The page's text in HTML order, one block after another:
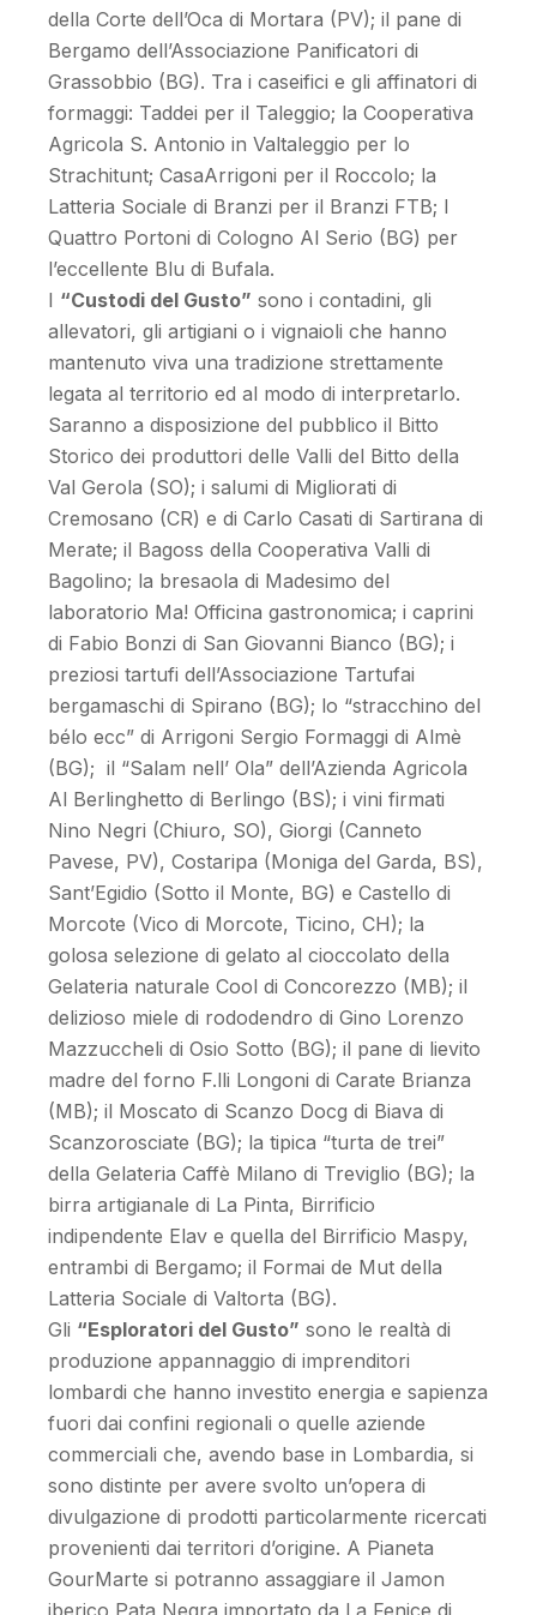
della Corte dell’Oca di Mortara (PV); il pane di
Bergamo dell’Associazione Panificatori di
Grassobbio (BG). Tra i caseifici e gli affinatori di
formaggi: Taddei per il Taleggio; la Cooperativa
Agricola S. Antonio in Valtaleggio per lo
Strachitunt; CasaArrigoni per il Roccolo; la
Latteria Sociale di Branzi per il Branzi FTB; I
Quattro Portoni di Cologno Al Serio (BG) per
l’eccellente Blu di Bufala.
I “Custodi del Gusto” sono i contadini, gli
allevatori, gli artigiani o i vignaioli che hanno
mantenuto viva una tradizione strettamente
legata al territorio ed al modo di interpretarlo.
Saranno a disposizione del pubblico il Bitto
Storico dei produttori delle Valli del Bitto della
Val Gerola (SO); i salumi di Migliorati di
Cremosano (CR) e di Carlo Casati di Sartirana di
Merate; il Bagoss della Cooperativa Valli di
Bagolino; la bresaola di Madesimo del
laboratorio Ma! Officina gastronomica; i caprini
di Fabio Bonzi di San Giovanni Bianco (BG); i
preziosi tartufi dell’Associazione Tartufai
bergamaschi di Spirano (BG); lo “stracchino del
bélo ecc” di Arrigoni Sergio Formaggi di Almè
(BG); il “Salam nell’ Ola” dell’Azienda Agricola
Al Berlinghetto di Berlingo (BS); i vini firmati
Nino Negri (Chiuro, SO), Giorgi (Canneto
Pavese, PV), Costaripa (Moniga del Garda, BS),
Sant’Egidio (Sotto il Monte, BG) e Castello di
Morcote (Vico di Morcote, Ticino, CH); la
golosa selezione di gelato al cioccolato della
Gelateria naturale Cool di Concorezzo (MB); il
delizioso miele di rododendro di Gino Lorenzo
Mazzuccheli di Osio Sotto (BG); il pane di lievito
madre del forno F.lli Longoni di Carate Brianza
(MB); il Moscato di Scanzo Docg di Biava di
Scanzorosciate (BG); la tipica “turta de trei”
della Gelateria Caffè Milano di Treviglio (BG); la
birra artigianale di La Pinta, Birrificio
indipendente Elav e quella del Birrificio Maspy,
entrambi di Bergamo; il Formai de Mut della
Latteria Sociale di Valtorta (BG).
Gli “Esploratori del Gusto” sono le realtà di
produzione appannaggio di imprenditori
lombardi che hanno investito energia e sapienza
fuori dai confini regionali o quelle aziende
commerciali che, avendo base in Lombardia, si
sono distinte per avere svolto un’opera di
divulgazione di prodotti particolarmente ricercati
provenienti dai territori d’origine. A Pianeta
GourMarte si potranno assaggiare il Jamon
iberico Pata Negra importato da La Fenice di